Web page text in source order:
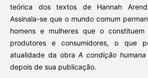
teórica dos textos de Hannah
Assinala-se que o mundo comum
homens e mulheres que o
produtores e consumidores, o que
atualidade da obraA condição humana
depois de sua publicação.